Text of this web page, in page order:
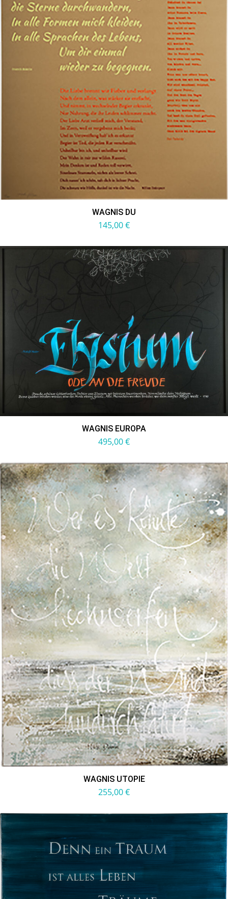
WAGNIS DU
145,00€
WAGNIS EUROPA
495,00€
WAGNIS UTOPIE
255,00€